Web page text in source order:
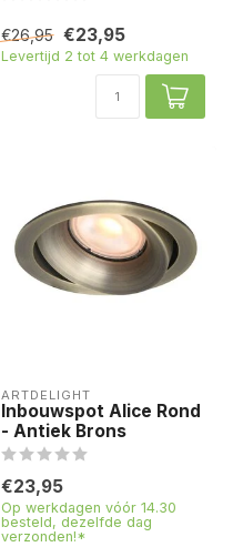
€26,95 €23,95
Levertijd 2 tot 4 werkdagen
ARTDELIGHT
Inbouwspot Alice Rond
- Antiek Brons
€23,95
Op werkdagen vóór 14.30
besteld, dezelfde dag
verzonden!*